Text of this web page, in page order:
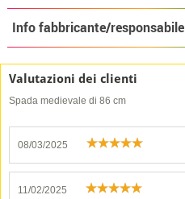
Info fabbricante/responsabile
Valutazioni dei clienti
Spada medievale di 86 cm
08/03/2025
11/02/2025